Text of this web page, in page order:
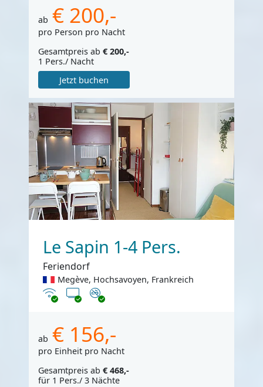
ab € 200,-
pro Person pro Nacht
Gesamtpreis ab € 200,-
1 Pers./ Nacht
Jetzt buchen
Le Sapin 1-4 Pers.
Feriendorf
Megève, Hochsavoyen, Frankreich
InternetTV Nichtraucher
ab € 156,-
pro Einheit pro Nacht
Gesamtpreis ab € 468,-
für 1 Pers./ 3 Nächte